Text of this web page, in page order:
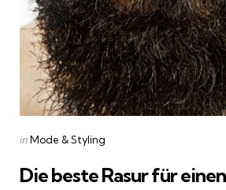
Categories
Posted
inMode & Styling
Die beste Rasur für